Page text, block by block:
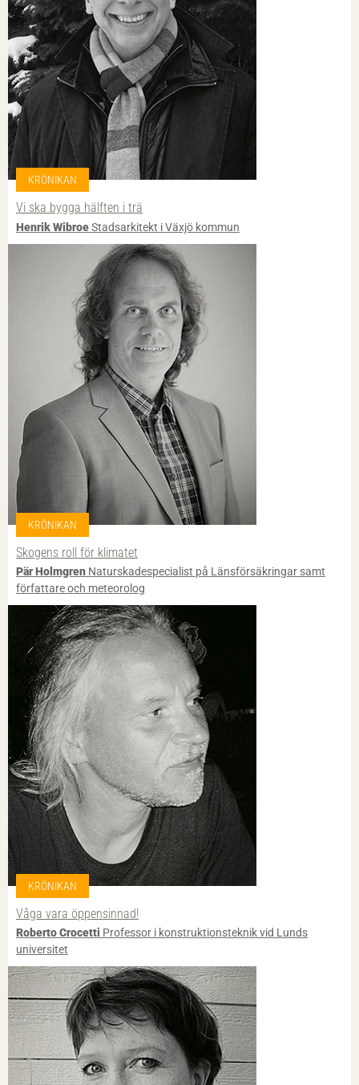
KRÖNIKAN
Vi ska bygga hälften i trä
Henrik WibroeStadsarkitekt i Växjö kommun
KRÖNIKAN
Skogens roll för klimatet
Pär Holmgren Naturskadespecialist på Länsförsäkringar samt
författare och meteorolog
KRÖNIKAN
Våga vara öppensinnad!
Roberto Crocetti Professor i konstruktionsteknik vid Lunds
universitet